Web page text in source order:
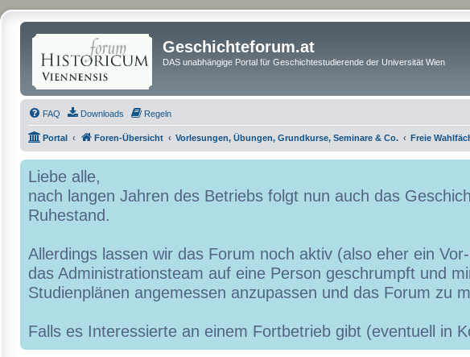
Geschichteforum.at
DAS unabhängige Portal für Geschichtestudierende der Universität Wien
FAQ Downloads Regeln
Portal Foren-Übersicht Vorlesungen, Übungen, Grundkurse, Seminare & Co. Freie
Liebe alle,
nach langen Jahren des Betriebs folgt nun auch das
Ruhestand.
Allerdings lassen wir das Forum noch aktiv (also eher ein
das Administrationsteam auf eine Person geschrumpft und
Studienplänen angemessen anzupassen und das Forum zu
Falls es Interessierte an einem Fortbetrieb gibt (eventuell in